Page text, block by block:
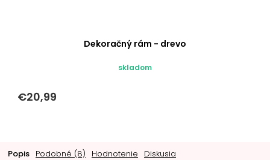
Dekoračný rám - drevo
skladom
€20,99
Popis Podobné (8) Hodnotenie Diskusia